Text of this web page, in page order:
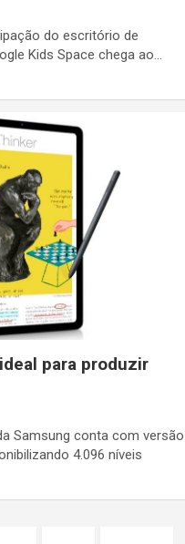
do escritório de
Kids Space chega ao…
para produzir
Samsung conta com versão
4.096 níveis